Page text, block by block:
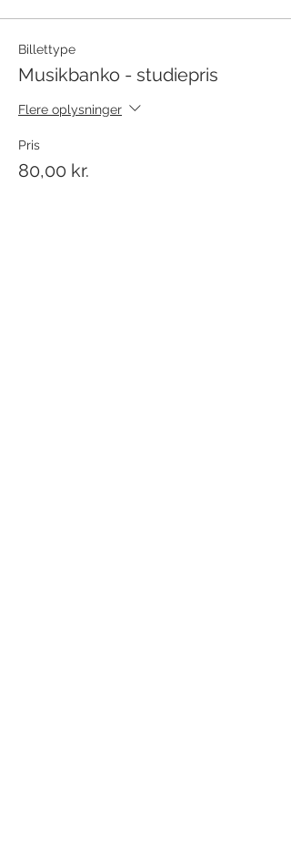
Billettype
Musikbanko - studiepris
Flere oplysninger
Pris
80,00 kr.